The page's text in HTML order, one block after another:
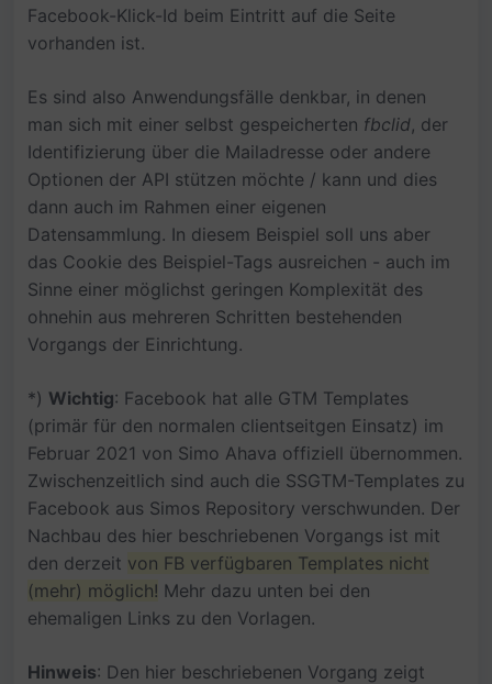
Facebook-Klick-Id beim Eintritt auf die Seite
vorhanden ist.
Es sind also Anwendungsfälle denkbar, in denen
man sich mit einer selbst gespeicherten fbclid, der
Identifizierung über die Mailadresse oder andere
Optionen der API stützen möchte / kann und dies
dann auch im Rahmen einer eigenen
Datensammlung. In diesem Beispiel soll uns aber
das Cookie des Beispiel-Tags ausreichen - auch im
Sinne einer möglichst geringen Komplexität des
ohnehin aus mehreren Schritten bestehenden
Vorgangs der Einrichtung.
*) Wichtig: Facebook hat alle GTM Templates
(primär für den normalen clientseitgen Einsatz) im
Februar 2021 von Simo Ahava offiziell übernommen.
Zwischenzeitlich sind auch die SSGTM-Templates zu
Facebook aus Simos Repository verschwunden. Der
Nachbau des hier beschriebenen Vorgangs ist mit
den derzeit von FB verfügbaren Templates nicht
(mehr) möglich! Mehr dazu unten bei den
ehemaligen Links zu den Vorlagen.
Hinweis: Den hier beschriebenen Vorgang zeigt